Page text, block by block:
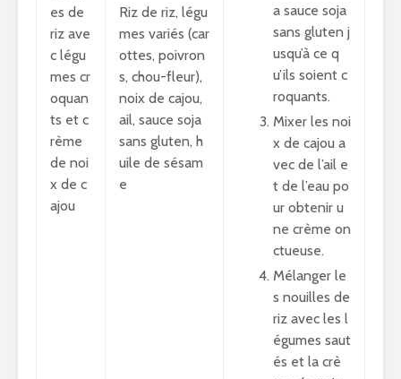
es de
riz ave
c légu
mes cr
oquan
ts et c
rème
de noi
x de c
ajou
Riz de riz, légu
mes variés (car
ottes, poivron
s, chou-fleur),
noix de cajou,
ail, sauce soja
sans gluten, h
uile de sésam
e
a sauce soja
sans gluten j
usqu’à ce q
u’ils soient c
roquants.
Mixer les noi
x de cajou a
vec de l’ail e
t de l’eau po
ur obtenir u
ne crème on
ctueuse.
Mélanger le
s nouilles de
riz avec les l
égumes saut
és et la crè